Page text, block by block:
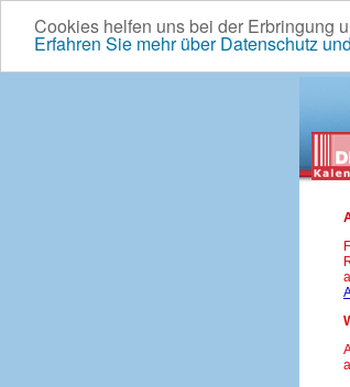
Cookies helfen uns bei der Erbringung
Erfahren Sie mehr über Datenschutz